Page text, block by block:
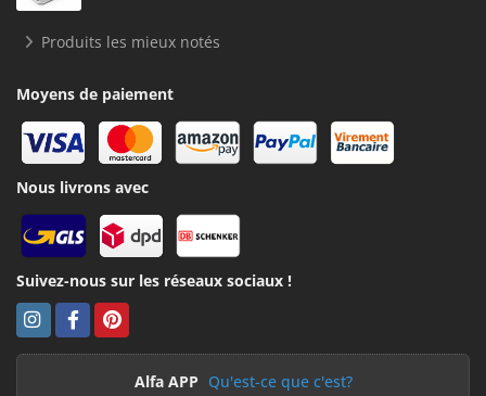
Produits les mieux notés
Moyens de paiement
Nous livrons avec
Suivez-nous sur les réseaux sociaux !
Alfa APP Qu'est-ce que c'est?